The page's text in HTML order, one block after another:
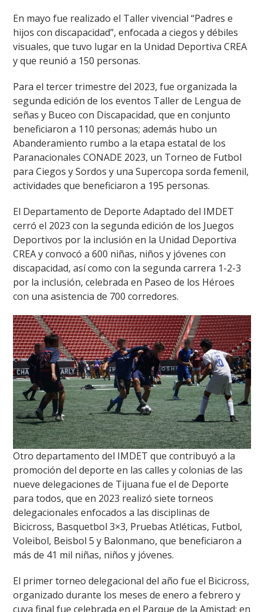
En mayo fue realizado el Taller vivencial “Padres e
hijos con discapacidad”, enfocada a ciegos y débiles
visuales, que tuvo lugar en la Unidad Deportiva CREA
y que reunió a 150 personas.
Para el tercer trimestre del 2023, fue organizada la
segunda edición de los eventos Taller de Lengua de
señas y Buceo con Discapacidad, que en conjunto
beneficiaron a 110 personas; además hubo un
Abanderamiento rumbo a la etapa estatal de los
Paranacionales CONADE 2023, un Torneo de Futbol
para Ciegos y Sordos y una Supercopa sorda femenil,
actividades que beneficiaron a 195 personas.
El Departamento de Deporte Adaptado del IMDET
cerró el 2023 con la segunda edición de los Juegos
Deportivos por la inclusión en la Unidad Deportiva
CREA y convocó a 600 niñas, niños y jóvenes con
discapacidad, así como con la segunda carrera 1-2-3
por la inclusión, celebrada en Paseo de los Héroes
con una asistencia de 700 corredores.
Otro departamento del IMDET que contribuyó a la
promoción del deporte en las calles y colonias de las
nueve delegaciones de Tijuana fue el de Deporte
para todos, que en 2023 realizó siete torneos
delegacionales enfocados a las disciplinas de
Bicicross, Basquetbol 3×3, Pruebas Atléticas, Futbol,
Voleibol, Beisbol 5 y Balonmano, que beneficiaron a
más de 41 mil niñas, niños y jóvenes.
El primer torneo delegacional del año fue el Bicicross,
organizado durante los meses de enero a febrero y
cuya final fue celebrada en el Parque de la Amistad; en